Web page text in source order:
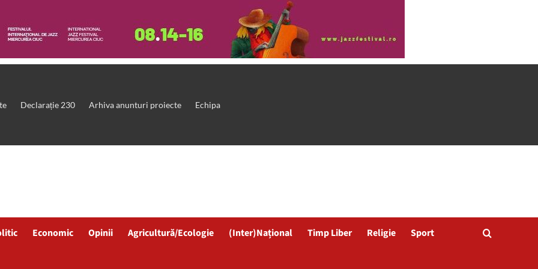
Declarație 230 Arhiva anunturi proiecte Echipa
Economic Opinii Agricultură/Ecologie (Inter)Național Timp Liber Religie Sport